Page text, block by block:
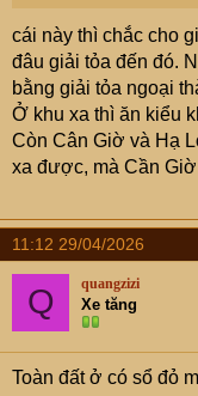
cái này thì chắc cho
đâu giải tỏa đến đó.
bằng giải tỏa ngoại
Ở khu xa thì ăn kiểu
Còn Cân Giờ và Hạ
xa được, mà Cần
11:12 29/04/2026
Q quangzizi
Xe tăng
Toàn đất ở có sổ đỏ